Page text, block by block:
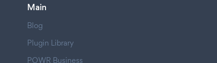
Main
Blog
Plugin Library
POWR Business